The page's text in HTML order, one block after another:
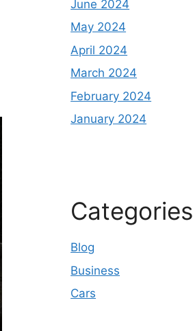
June 2024
May 2024
April 2024
March 2024
February 2024
January 2024
Categories
Blog
Business
Cars